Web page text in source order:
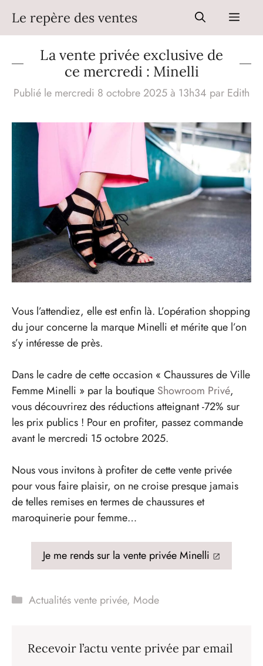
contenu
Le repère des ventes Menu
La vente privée exclusive de
ce mercredi : Minelli
Publié le mercredi 8 octobre 2025 à 13h34 par Edith
Vous l’attendiez, elle est enfin là. L’opération shopping
du jour concerne la marque Minelli et mérite que l’on
s’y intéresse de près.
Dans le cadre de cette occasion « Chaussures de Ville
Femme Minelli » par la boutique Showroom Privé,
vous découvrirez des réductions atteignant -72% sur
les prix publics ! Pour en profiter, passez commande
avant le mercredi 15 octobre 2025.
Nous vous invitons à profiter de cette vente privée
pour vous faire plaisir, on ne croise presque jamais
de telles remises en termes de chaussures et
maroquinerie pour femme…
Je me rends sur la vente privée Minelli
Catégories
Actualités vente privée, Mode
Recevoir l’actu vente privée par email